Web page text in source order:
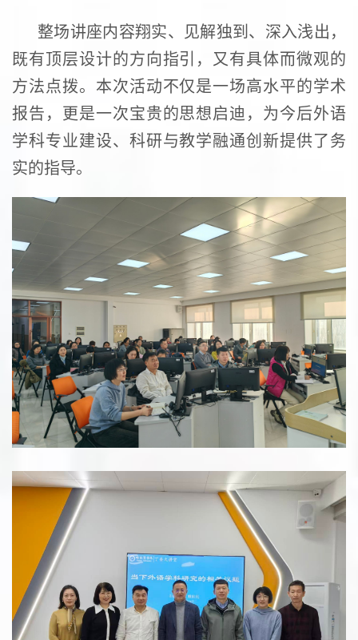
整场讲座内容翔实、见解独到、深入浅出，
既有顶层设计的方向指引，又有具体而微观的
方法点拨。本次活动不仅是一场高水平的学术
报告，更是一次宝贵的思想启迪，为今后外语
学科专业建设、科研与教学融通创新提供了务
实的指导。